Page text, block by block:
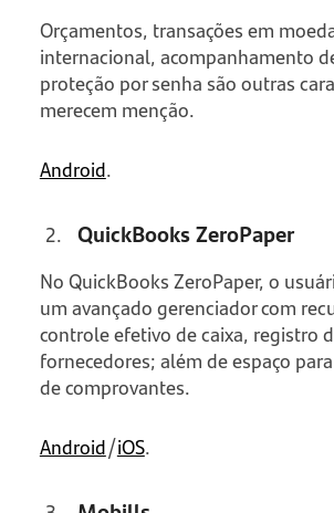
Orçamentos, transações em
internacional, acompanhamento
proteção por senha são outras
merecem menção.
Android.
QuickBooks ZeroPaper
No QuickBooks ZeroPaper, o
um avançado gerenciador com
controle efetivo de caixa, registro
fornecedores; além de espaço
de comprovantes.
Android/iOS.